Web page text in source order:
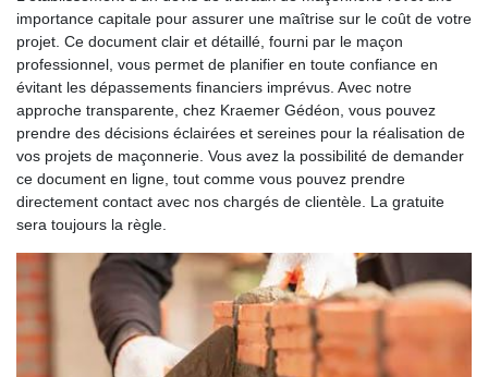
importance capitale pour assurer une maîtrise sur le coût de votre
projet. Ce document clair et détaillé, fourni par le maçon
professionnel, vous permet de planifier en toute confiance en
évitant les dépassements financiers imprévus. Avec notre
approche transparente, chez Kraemer Gédéon, vous pouvez
prendre des décisions éclairées et sereines pour la réalisation de
vos projets de maçonnerie. Vous avez la possibilité de demander
ce document en ligne, tout comme vous pouvez prendre
directement contact avec nos chargés de clientèle. La gratuite
sera toujours la règle.